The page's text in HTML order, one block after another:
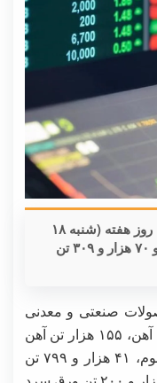
تالارهای بورس کالای ایران در نخستین روز هفته (شنبه ۱۸
فروردین ماه) میزبان عرضه ۲ میلیون و ۷۰ هزار و ۳۰۹ تن
صنعتی و معدنی
شاهد عرضه ۶۲۸ هزار تن گندله سنگ آهن، ۱۵۵ هزار تن آهن
اسفنجی، ۷۸ هزار و ۹۰۵ تن شمش بلوم، ۴۱ هزار و ۷۹۹ تن